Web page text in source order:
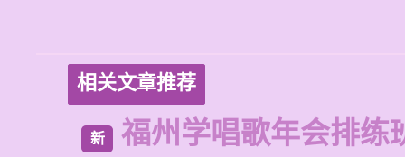
相关文章推荐
新 福州学唱歌年会排练